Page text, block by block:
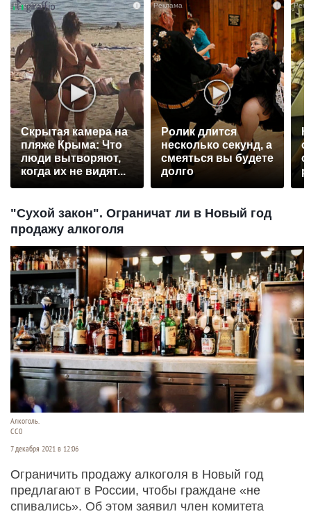
i
Скрытая камера на
пляже Крыма: Что
люди вытворяют,
когда их не видят...
Ролик длится
несколько секунд, а
смеяться вы будете
долго
"Сухой закон". Ограничат ли в Новый год
продажу алкоголя
Алкоголь.
CC0
7 декабря 2021 в 12:06
Ограничить продажу алкоголя в Новый год
предлагают в России, чтобы граждане «не
спивались». Об этом заявил член комитета